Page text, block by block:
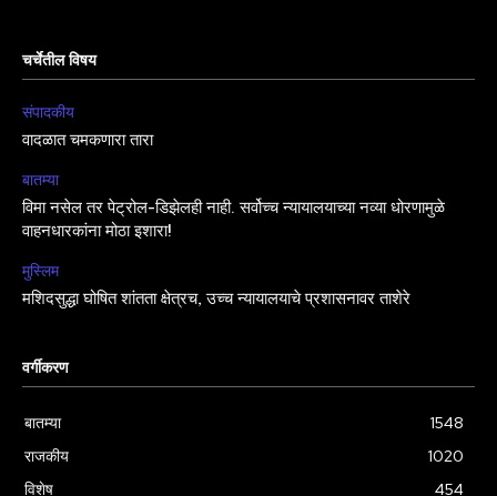
चर्चेतील विषय
संपादकीय
वादळात चमकणारा तारा
बातम्या
विमा नसेल तर पेट्रोल-डिझेलही नाही. सर्वोच्च न्यायालयाच्या नव्या धोरणामुळे
वाहनधारकांना मोठा इशारा!
मुस्लिम
मशिदसुद्धा घोषित शांतता क्षेत्रच, उच्च न्यायालयाचे प्रशासनावर ताशेरे
वर्गीकरण
बातम्या
1548
राजकीय
1020
विशेष
454